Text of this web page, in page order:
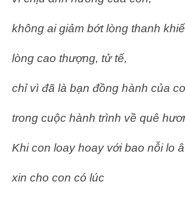
không ai giảm bớt lòng thanh
lòng cao thượng, tử tế,
chỉ vì đã là bạn đồng hành của
trong cuộc hành trình về quê
Khi con loay hoay với bao nỗi lo
xin cho con có lúc